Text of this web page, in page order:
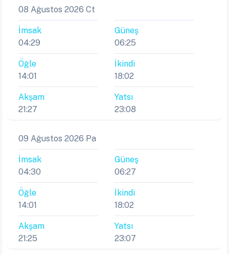
08 Ağustos 2026 Ct
İmsak
04:29
Güneş
06:25
Öğle
14:01
İkindi
18:02
Akşam
21:27
Yatsı
23:08
09 Ağustos 2026 Pa
İmsak
04:30
Güneş
06:27
Öğle
14:01
İkindi
18:02
Akşam
21:25
Yatsı
23:07